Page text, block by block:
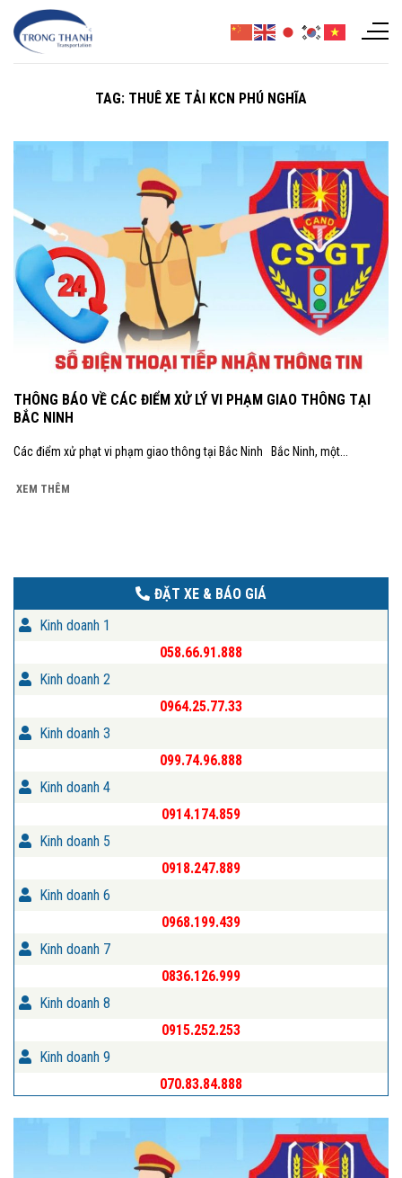
Chuyển
đến
TAG: THUÊ XE TẢI KCN PHÚ NGHĨA
THÔNG BÁO VỀ CÁC ĐIỂM XỬ LÝ VI PHẠM GIAO THÔNG TẠI
BẮC NINH
Các điểm xử phạt vi phạm giao thông tại Bắc Ninh Bắc Ninh, một...
XEM THÊM
ĐẶT XE & BÁO GIÁ
Kinh doanh 1
058.66.91.888
Kinh doanh 2
0964.25.77.33
Kinh doanh 3
099.74.96.888
Kinh doanh 4
0914.174.859
Kinh doanh 5
0918.247.889
Kinh doanh 6
0968.199.439
Kinh doanh 7
0836.126.999
Kinh doanh 8
0915.252.253
Kinh doanh 9
070.83.84.888